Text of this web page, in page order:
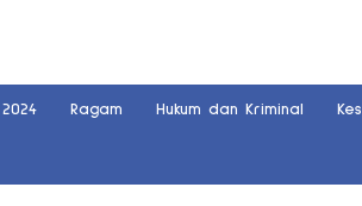
Ragam Hukum dan Kriminal